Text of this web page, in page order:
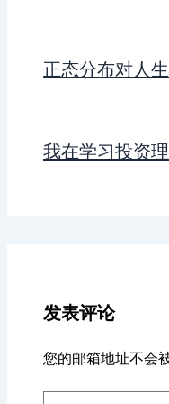
正态分布对人
我在学习投资
发表评论
您的邮箱地址不会